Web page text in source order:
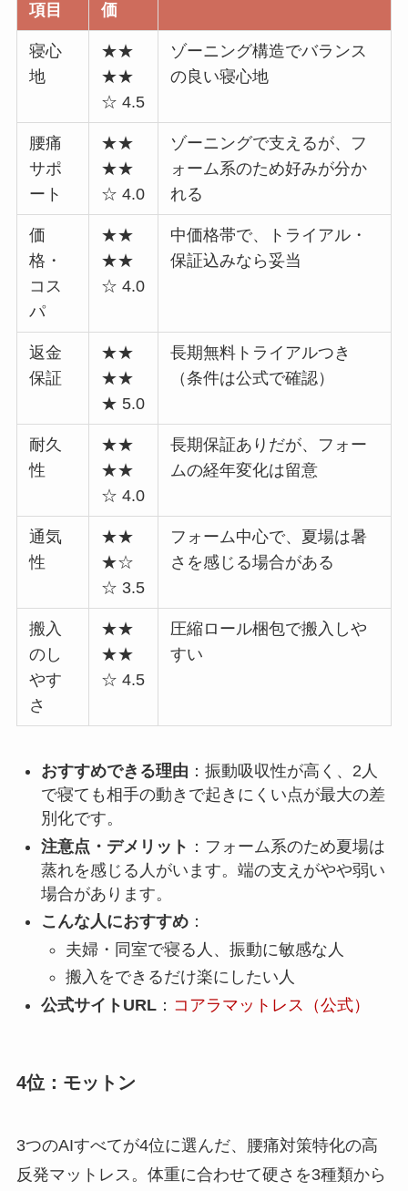
項目
価
寝心
地
★★
★★
☆ 4.5
ゾーニング構造でバランス
の良い寝心地
腰痛
サポ
ート
★★
★★
☆ 4.0
ゾーニングで支えるが、フ
ォーム系のため好みが分か
れる
価
格・
コス
パ
★★
★★
☆ 4.0
中価格帯で、トライアル・
保証込みなら妥当
返金
保証
★★
★★
★ 5.0
長期無料トライアルつき
（条件は公式で確認）
耐久
性
★★
★★
☆ 4.0
長期保証ありだが、フォー
ムの経年変化は留意
通気
性
★★
★☆
☆ 3.5
フォーム中心で、夏場は暑
さを感じる場合がある
搬入
のし
やす
さ
★★
★★
☆ 4.5
圧縮ロール梱包で搬入しや
すい
おすすめできる理由 ：振動吸収性が高く、2人
で寝ても相手の動きで起きにくい点が最大の差
別化です。
注意点・デメリット ：フォーム系のため夏場は
蒸れを感じる人がいます。端の支えがやや弱い
場合があります。
こんな人におすすめ：
夫婦・同室で寝る人、振動に敏感な人
搬入をできるだけ楽にしたい人
公式サイトURL： コアラマットレス（公式）
4位：モットン
3つのAIすべてが4位に選んだ、腰痛対策特化の高
反発マットレス。体重に合わせて硬さを3種類から